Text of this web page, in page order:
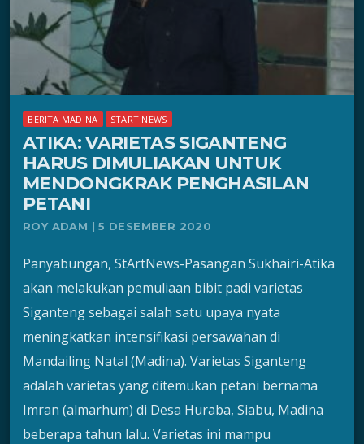
BERITA MADINA START NEWS
ATIKA: VARIETAS SIGANTENG
HARUS DIMULIAKAN UNTUK
MENDONGKRAK PENGHASILAN
PETANI
ROY ADAM | 5 DESEMBER 2020
Panyabungan, StArtNews-Pasangan Sukhairi-Atika
akan melakukan pemuliaan bibit padi varietas
Siganteng sebagai salah satu upaya nyata
meningkatkan intensifikasi persawahan di
Mandailing Natal (Madina). Varietas Siganteng
adalah varietas yang ditemukan petani bernama
Imran (almarhum) di Desa Huraba, Siabu, Madina
beberapa tahun lalu. Varietas ini mampu